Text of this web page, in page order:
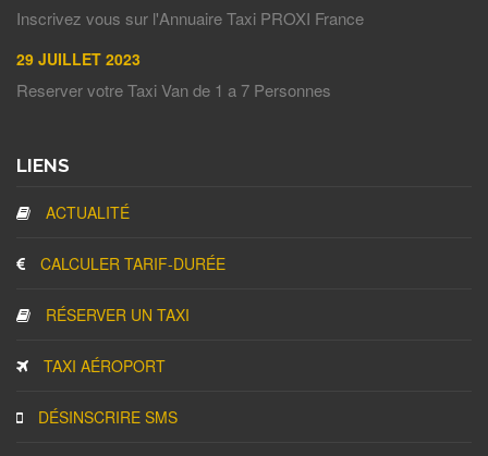
Inscrivez vous sur l'Annuaire Taxi PROXI France
29 JUILLET 2023
Reserver votre Taxi Van de 1 a 7 Personnes
LIENS
ACTUALITÉ
CALCULER TARIF-DURÉE
RÉSERVER UN TAXI
TAXI AÉROPORT
DÉSINSCRIRE SMS